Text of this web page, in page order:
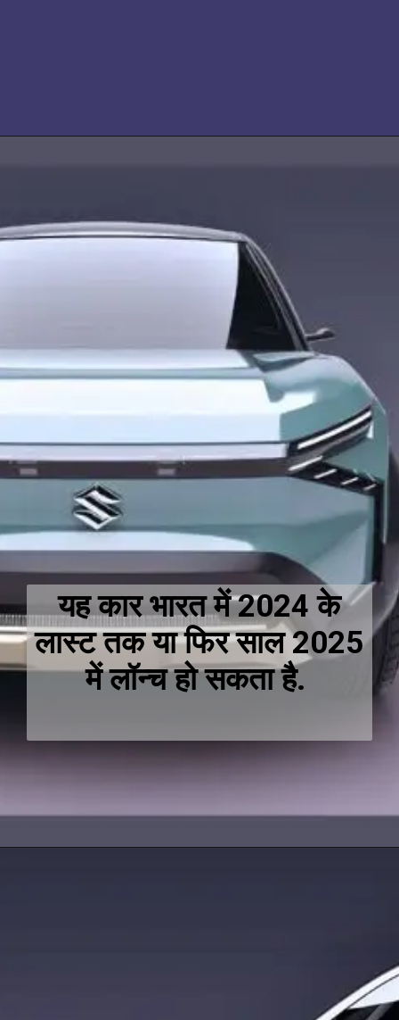
यह कार भारत में 2024 के
लास्ट तक या फिर साल 2025
में लॉन्च हो सकता है.